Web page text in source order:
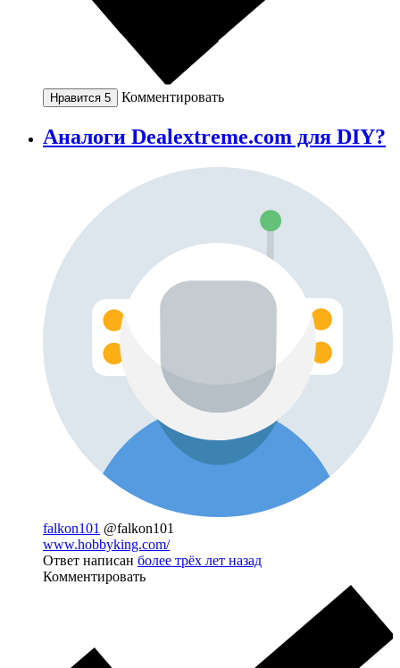
Нравится 5 Комментировать
Аналоги Dealextreme.com для DIY?
falkon101 @falkon101
www.hobbyking.com/
Ответ написан более трёх лет назад
Комментировать